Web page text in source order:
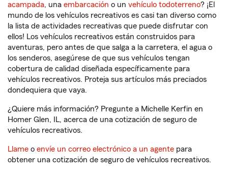
acampada, una embarcación o un vehículo todoterreno? ¡El
mundo de los vehículos recreativos es casi tan diverso como
la lista de actividades recreativas que puede disfrutar con
ellos! Los vehículos recreativos están construidos para
aventuras, pero antes de que salga a la carretera, el agua o
los senderos, asegúrese de que sus vehículos tengan
cobertura de calidad diseñada específicamente para
vehículos recreativos. Proteja sus artículos más preciados
dondequiera que vaya.
¿Quiere más información? Pregunte a Michelle Kerfin en
Homer Glen, IL, acerca de una cotización de seguro de
vehículos recreativos.
Llame o envíe un correo electrónico a un agente para
obtener una cotización de seguro de vehículos recreativos.